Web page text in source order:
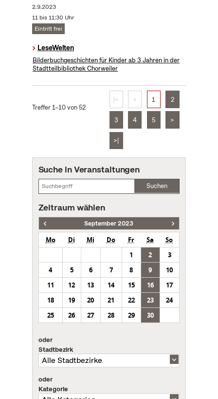
2.9.2023
11 bis 11:30 Uhr
Eintritt frei
LeseWelten
Bilderbuchgeschichten für Kinder ab 3 Jahren in der
Stadtteilbibliothek Chorweiler
Treffer 1–10 von 52
|< < 1 2
3 4 5 >
>|
Suche in Veranstaltungen
Suchen
Zeitraum wählen
September 2023
Mo Di Mi Do Fr Sa
So
1
2
3
4
5 6 7 8 9
10
11
12 13 14 15 16
17
18
19 20 21 22 23
24
25
26 27 28 29 30
oder
Stadtbezirk
oder
Kategorie